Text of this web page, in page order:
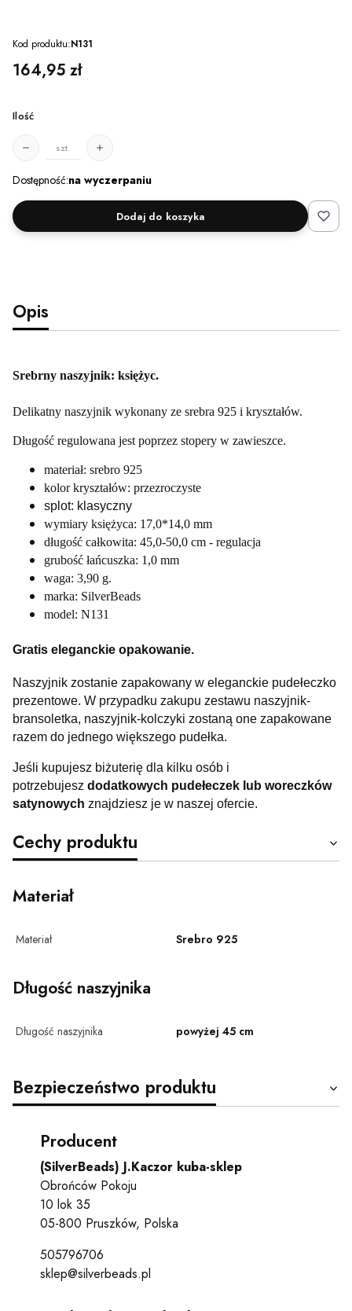
Kod produktu:N131
Cena
164,95 zł
Ilość
szt.
Dostępność:na wyczerpaniu
Dodaj do koszyka
Opis
Srebrny naszyjnik: księżyc.
Delikatny naszyjnik wykonany ze srebra 925 i kryształów.
Długość regulowana jest poprzez stopery w zawieszce.
materiał: srebro 925
kolor kryształów: przezroczyste
splot: klasyczny
wymiary księżyca: 17,0*14,0 mm
długość całkowita: 45,0-50,0 cm - regulacja
grubość łańcuszka: 1,0 mm
waga: 3,90 g.
marka: SilverBeads
model: N131
Gratis eleganckie opakowanie.
Naszyjnik zostanie zapakowany w eleganckie pudełeczko
prezentowe. W przypadku zakupu zestawu naszyjnik-
bransoletka, naszyjnik-kolczyki zostaną one zapakowane
razem do jednego większego pudełka.
Jeśli kupujesz biżuterię dla kilku osób i
potrzebujesz dodatkowych pudełeczek lub woreczków
satynowych znajdziesz je w naszej ofercie.
Cechy produktu
Materiał
Materiał Srebro 925
Długość naszyjnika
Długość naszyjnika powyżej 45 cm
Bezpieczeństwo produktu
Producent
(SilverBeads) J.Kaczor kuba-sklep
Obrońców Pokoju
10 lok 35
05-800 Pruszków, Polska
505796706
sklep@silverbeads.pl